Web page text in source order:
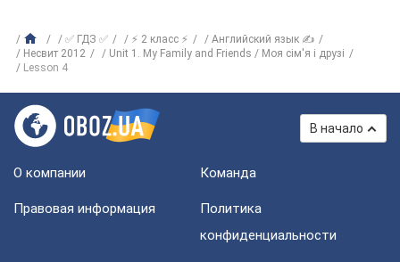
✅ ГДЗ ✅ ⚡ 2 класс ⚡
Английский язык ✍
Несвит 2012
Unit 1. My Family and Friends / Моя сім'я і друзі
Lesson 4
В начало
О компании Команда
Правовая информация
Политика
конфиденциальности